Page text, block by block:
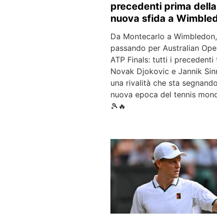
precedenti prima della
nuova sfida a
Da Montecarlo a Wimbledon,
passando per Australian
ATP Finals: tutti i precedenti
Novak Djokovic e Jannik
una rivalità che sta
nuova epoca del tennis
🎾🔥